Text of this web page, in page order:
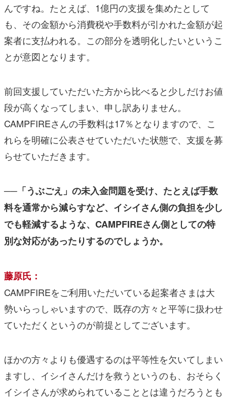
んですね。たとえば、1億円の支援を集めたとして
も、その金額から消費税や手数料が引かれた金額が起
案者に支払われる。この部分を透明化したいというこ
とが意図となります。
前回支援していただいた方から比べると少しだけお値
段が高くなってしまい、申し訳ありません。
CAMPFIREさんの手数料は17％となりますので、こ
れらを明確に公表させていただいた状態で、支援を募
らせていただきます。
──「うぶごえ」の未入金問題を受け、たとえば手数
料を通常から減らすなど、イシイさん側の負担を少し
でも軽減するような、CAMPFIREさん側としての特
別な対応があったりするのでしょうか。
藤原氏：
CAMPFIREをご利用いただいている起案者さまは大
勢いらっしゃいますので、既存の方々と平等に扱わせ
ていただくというのが前提としてございます。
ほかの方々よりも優遇するのは平等性を欠いてしまい
ますし、イシイさんだけを救うというのも、おそらく
イシイさんが求められていることとは違うだろうとも